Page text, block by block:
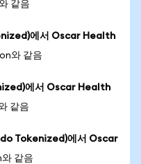
같음
에서 Oscar Health
와 같음
에서 Oscar Health
같음
Tokenized)에서 Oscar
같음